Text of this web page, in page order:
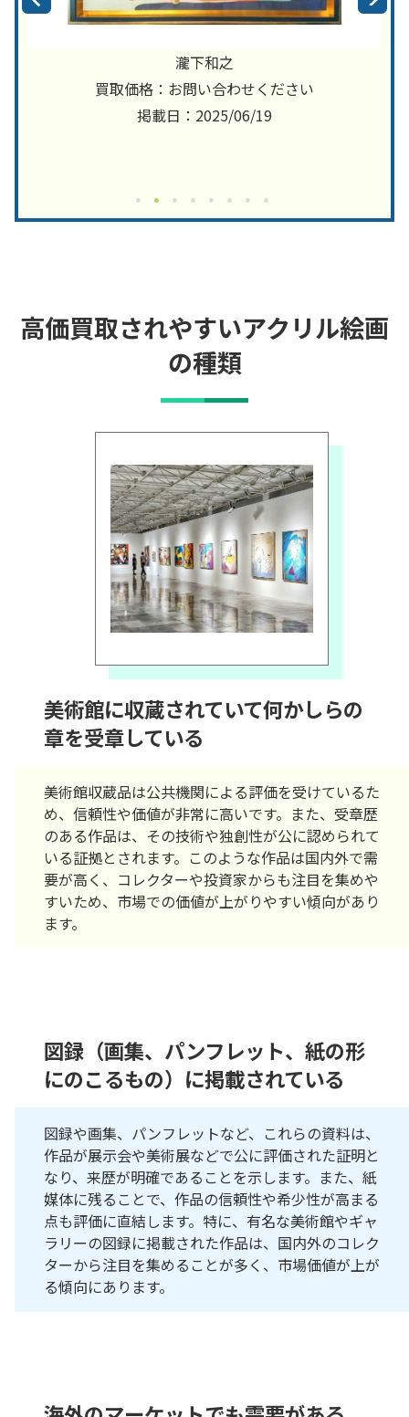
瀧下和之
買取価格：お問い合わせください
掲載日：2025/06/19
高価買取されやすいアクリル絵画
の種類
美術館に収蔵されていて何かしらの
章を受章している
美術館収蔵品は公共機関による評価を受けているた
め、信頼性や価値が非常に高いです。また、受章歴
のある作品は、その技術や独創性が公に認められて
いる証拠とされます。このような作品は国内外で需
要が高く、コレクターや投資家からも注目を集めや
すいため、市場での価値が上がりやすい傾向があり
ます。
図録（画集、パンフレット、紙の形
にのこるもの）に掲載されている
図録や画集、パンフレットなど、これらの資料は、
作品が展示会や美術展などで公に評価された証明と
なり、来歴が明確であることを示します。また、紙
媒体に残ることで、作品の信頼性や希少性が高まる
点も評価に直結します。特に、有名な美術館やギャ
ラリーの図録に掲載された作品は、国内外のコレク
ターから注目を集めることが多く、市場価値が上が
る傾向にあります。